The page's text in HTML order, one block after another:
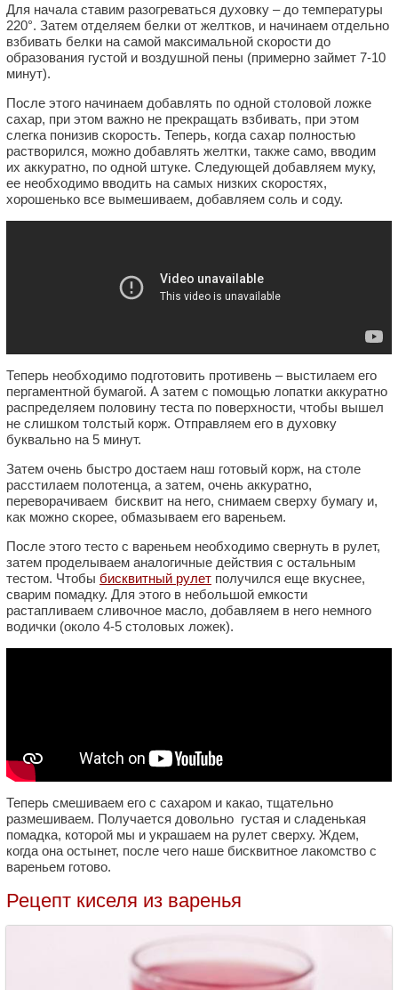
Для начала ставим разогреваться духовку – до температуры
220°. Затем отделяем белки от желтков, и начинаем отдельно
взбивать белки на самой максимальной скорости до
образования густой и воздушной пены (примерно займет 7-10
минут).
После этого начинаем добавлять по одной столовой ложке
сахар, при этом важно не прекращать взбивать, при этом
слегка понизив скорость. Теперь, когда сахар полностью
растворился, можно добавлять желтки, также само, вводим
их аккуратно, по одной штуке. Следующей добавляем муку,
ее необходимо вводить на самых низких скоростях,
хорошенько все вымешиваем, добавляем соль и соду.
Теперь необходимо подготовить противень – выстилаем его
пергаментной бумагой. А затем с помощью лопатки аккуратно
распределяем половину теста по поверхности, чтобы вышел
не слишком толстый корж. Отправляем его в духовку
буквально на 5 минут.
Затем очень быстро достаем наш готовый корж, на столе
расстилаем полотенца, а затем, очень аккуратно,
переворачиваем бисквит на него, снимаем сверху бумагу и,
как можно скорее, обмазываем его вареньем.
После этого тесто с вареньем необходимо свернуть в рулет,
затем проделываем аналогичные действия с остальным
тестом. Чтобы бисквитный рулет получился еще вкуснее,
сварим помадку. Для этого в небольшой емкости
растапливаем сливочное масло, добавляем в него немного
водички (около 4-5 столовых ложек).
Теперь смешиваем его с сахаром и какао, тщательно
размешиваем. Получается довольно густая и сладенькая
помадка, которой мы и украшаем на рулет сверху. Ждем,
когда она остынет, после чего наше бисквитное лакомство с
вареньем готово.
Рецепт киселя из варенья